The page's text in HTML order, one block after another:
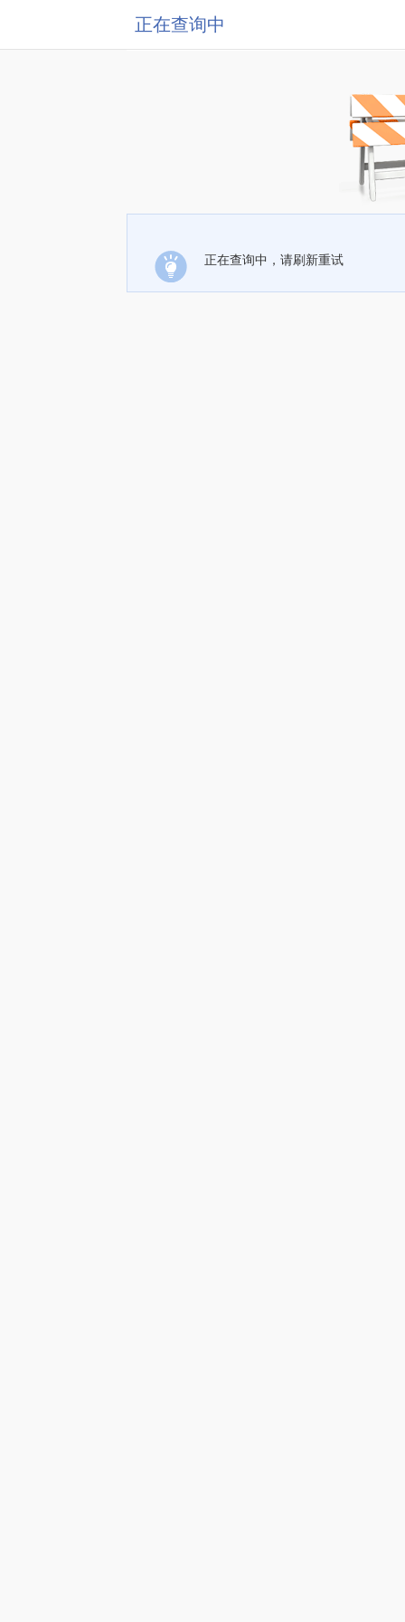
正在查询中
正在查询中，请刷新重试